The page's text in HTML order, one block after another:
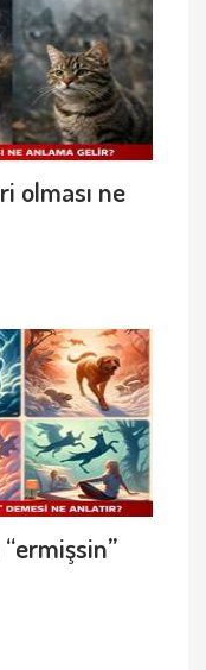
olması ne